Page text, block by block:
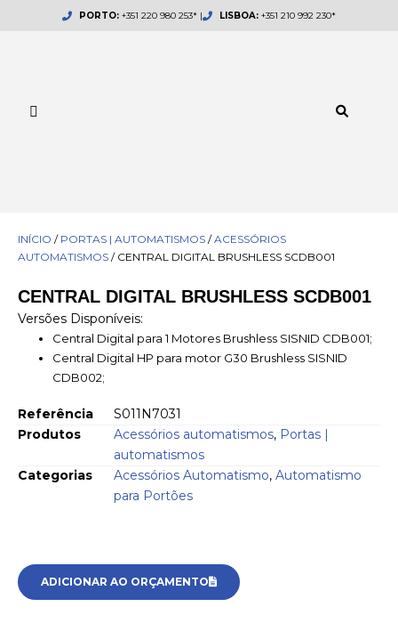
PORTO: +351 220 980 253* | LISBOA:+351 210 992 230*
INÍCIO / PORTAS | AUTOMATISMOS /ACESSÓRIOS
AUTOMATISMOS / CENTRAL DIGITAL BRUSHLESS SCDB001
CENTRAL DIGITAL BRUSHLESS SCDB001
Versões Disponíveis:
Central Digital para 1 Motores Brushless SISNID CDB001;
Central Digital HP para motor G30 Brushless SISNID
CDB002;
Referência
S011N7031
Produtos
Acessórios automatismos, Portas |
automatismos
Categorias
Acessórios Automatismo, Automatismo
para Portões
ADICIONAR AO ORÇAMENTO